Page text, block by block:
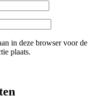
in deze browser voor de
plaats.